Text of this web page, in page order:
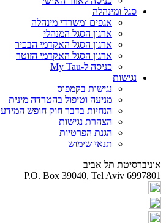
סגל ומינהלה
אגפים ומשרדי מינהלה
ארגון הסגל המנהלי
ארגון הסגל האקדמי הבכיר
ארגון הסגל האקדמי הזוטר
כניסה ל-My Tau
נגישות
נגישות בקמפוס
מניעה וטיפול בהטרדה מינית
הנחיות בדבר חוק חופש המידע
הצהרת נגישות
הגנת הפרטיות
תנאי שימוש
אוניברסיטת תל אביב
P.O. Box 39040, Tel Aviv 6997801